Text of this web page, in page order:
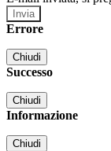
Errore
Chiudi
Successo
Chiudi
Informazione
Chiudi